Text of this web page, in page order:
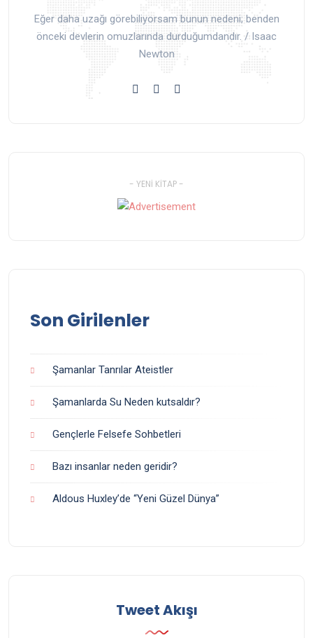
Eğer daha uzağı görebiliyorsam bunun nedeni; benden
önceki devlerin omuzlarında durduğumdandır. / Isaac
Newton
- YENI KITAP -
Son Girilenler
Şamanlar Tanrılar Ateistler
Şamanlarda Su Neden kutsaldır?
Gençlerle Felsefe Sohbetleri
Bazı insanlar neden geridir?
Aldous Huxley’de “Yeni Güzel Dünya”
Tweet Akışı